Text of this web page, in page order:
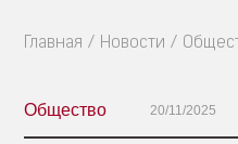
Главная Новости
Общество 20/11/2025